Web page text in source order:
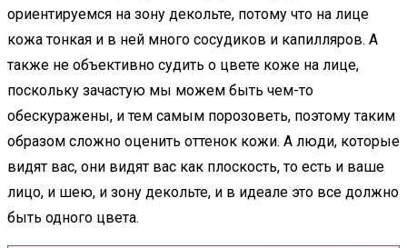
ориентируемся на зону декольте, потому что на лице
кожа тонкая и в ней много сосудиков и капилляров. А
также не объективно судить о цвете коже на лице,
поскольку зачастую мы можем быть чем-то
обескуражены, и тем самым порозоветь, поэтому таким
образом сложно оценить оттенок кожи. А люди, которые
видят вас, они видят вас как плоскость, то есть и ваше
лицо, и шею, и зону декольте, и в идеале это все должно
быть одного цвета.